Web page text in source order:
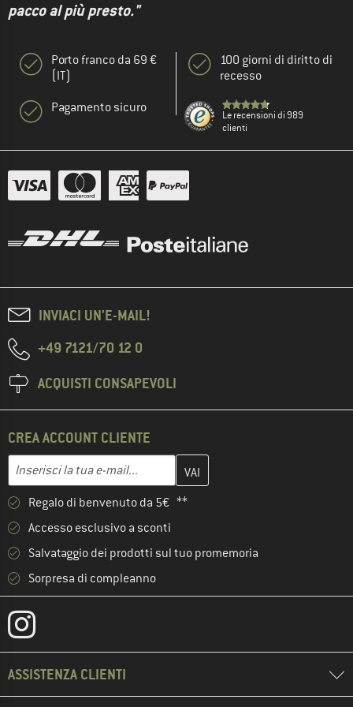
pacco al più presto."
Porto franco da 69 €
(IT)
Pagamento sicuro
100 giorni di diritto di
recesso
Le recensioni di 989
clienti
INVIACI UN'E-MAIL!
+49 7121/70 12 0
ACQUISTI CONSAPEVOLI
CREA ACCOUNT CLIENTE
Indirizzo e-mail
Inserisci qui il tuo indirizzo e-mail e crea il tuo account cliente
Regalo di benvenuto da 5€ **
Accesso esclusivo a sconti
Salvataggio dei prodotti sul tuo promemoria
Sorpresa di compleanno
ASSISTENZA CLIENTI